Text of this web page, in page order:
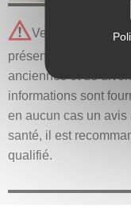
Veuillez noter
présentées pour les
anciennes et de
informations sont
en aucun cas un
santé, il est
qualifié.